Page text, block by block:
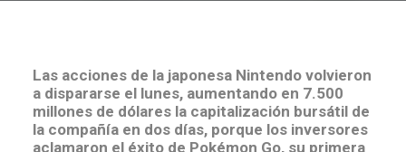
Las acciones de la japonesa Nintendo volvieron
a dispararse el lunes, aumentando en 7.500
millones de dólares la capitalización bursátil de
la compañía en dos días, porque los inversores
aclamaron el éxito de Pokémon Go, su primera